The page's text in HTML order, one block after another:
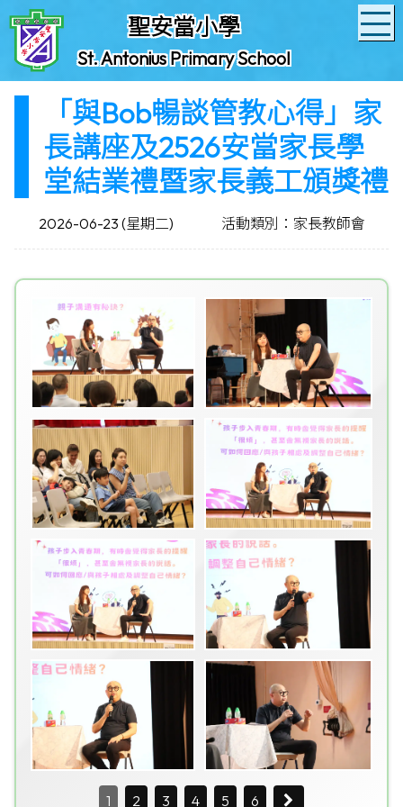
聖安當小學
St. Antonius Primary School
「與Bob暢談管教心得」家
長講座及2526安當家長學
堂結業禮暨家長義工頒獎禮
2026-06-23 (星期二) 活動類別：家長教師會
1 2 3 4 5 6